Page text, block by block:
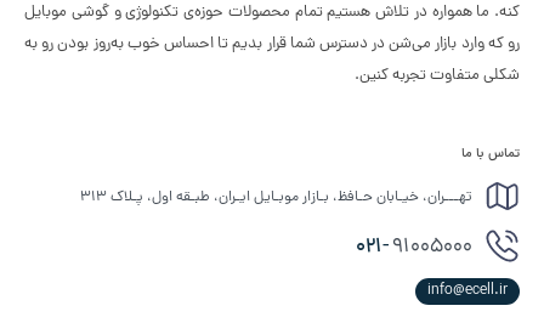
کنه. ما همواره در تلاش هستیم تمام محصولات حوزه‌ی تکنولوژی و گوشی موبایل
رو که وارد بازار می‌شن در دسترس شما قرار بدیم تا احساس خوب به‌روز بودن رو به
شکلی متفاوت تجربه کنین.
تماس با ما
تهـــران، خیـابان حـافظ، بـازار موبـایل ایـران، طبـقه اول، پـلاک ۳۱۳
021-91005000
info@ecell.ir